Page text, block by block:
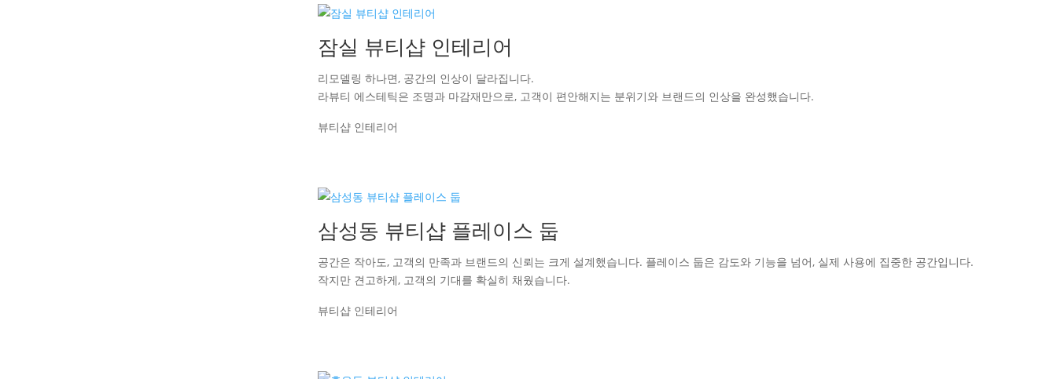
잠실 뷰티샵 인테리어
뷰티샵 인테리어
리모델링 하나면, 공간의 인상이 달라집니다.
라뷰티 에스테틱은 조명과 마감재만으로, 고객이 편안해지는 분위기와 브랜드의 인상을 완성했습니다.
삼성동 뷰티샵 플레이스 둡
뷰티샵 인테리어
공간은 작아도, 고객의 만족과 브랜드의 신뢰는 크게 설계했습니다. 플레이스 둡은 감도와 기능을 넘어, 실제 사용에 집중한 공간입니다.
작지만 견고하게, 고객의 기대를 확실히 채웠습니다.